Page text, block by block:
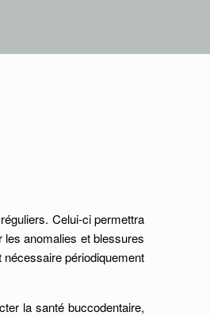
Celui-ci permettra
anomalies et blessures
périodiquement
la santé buccodentaire,